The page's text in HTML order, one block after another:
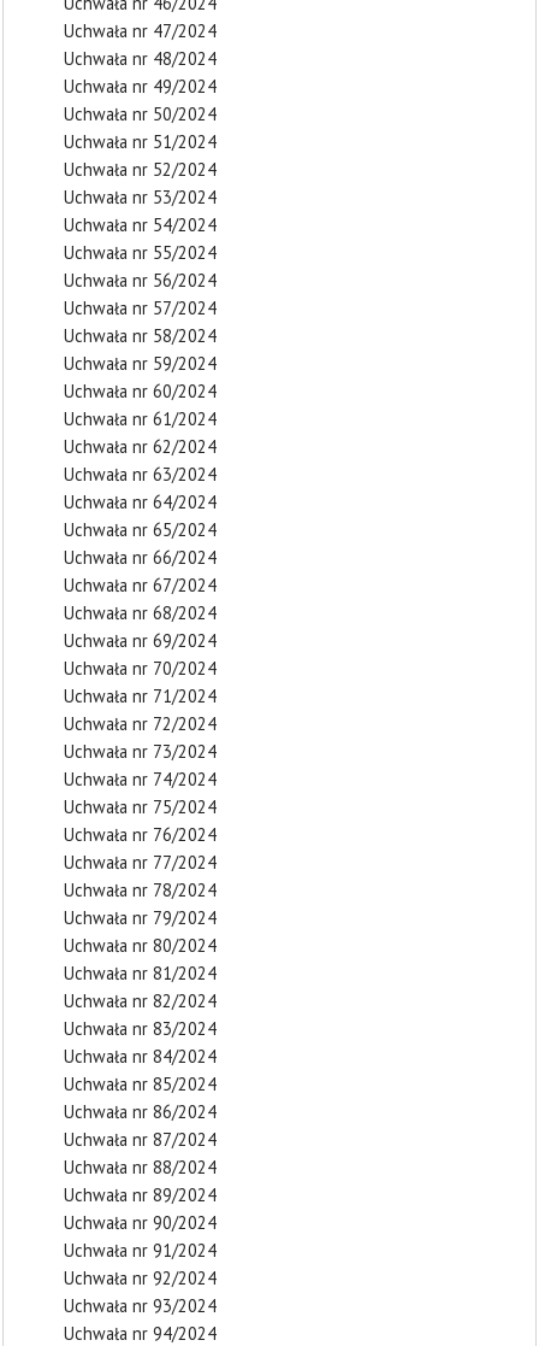
Uchwała nr 47/2024
Uchwała nr 48/2024
Uchwała nr 49/2024
Uchwała nr 50/2024
Uchwała nr 51/2024
Uchwała nr 52/2024
Uchwała nr 53/2024
Uchwała nr 54/2024
Uchwała nr 55/2024
Uchwała nr 56/2024
Uchwała nr 57/2024
Uchwała nr 58/2024
Uchwała nr 59/2024
Uchwała nr 60/2024
Uchwała nr 61/2024
Uchwała nr 62/2024
Uchwała nr 63/2024
Uchwała nr 64/2024
Uchwała nr 65/2024
Uchwała nr 66/2024
Uchwała nr 67/2024
Uchwała nr 68/2024
Uchwała nr 69/2024
Uchwała nr 70/2024
Uchwała nr 71/2024
Uchwała nr 72/2024
Uchwała nr 73/2024
Uchwała nr 74/2024
Uchwała nr 75/2024
Uchwała nr 76/2024
Uchwała nr 77/2024
Uchwała nr 78/2024
Uchwała nr 79/2024
Uchwała nr 80/2024
Uchwała nr 81/2024
Uchwała nr 82/2024
Uchwała nr 83/2024
Uchwała nr 84/2024
Uchwała nr 85/2024
Uchwała nr 86/2024
Uchwała nr 87/2024
Uchwała nr 88/2024
Uchwała nr 89/2024
Uchwała nr 90/2024
Uchwała nr 91/2024
Uchwała nr 92/2024
Uchwała nr 93/2024
Uchwała nr 94/2024